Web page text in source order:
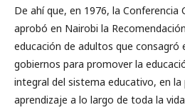
De ahí que, en 1976, la Conferencia
aprobó en Nairobi la
educación de adultos que consagró
gobiernos para promover la
integral del sistema educativo, en la
aprendizaje a lo largo de toda la